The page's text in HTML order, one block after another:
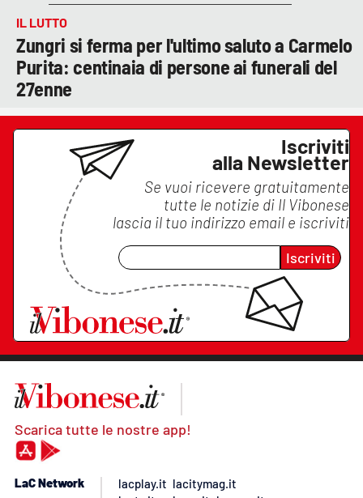
IL LUTTO
Zungri si ferma per l'ultimo saluto a Carmelo
Purita: centinaia di persone ai funerali del
27enne
Iscriviti
alla Newsletter
Se vuoi ricevere gratuitamente
tutte le notizie di Il Vibonese
lascia il tuo indirizzo email e iscriviti
Iscriviti
Scarica tutte le nostre app!
LaC Network
lacplay.it lacitymag.it